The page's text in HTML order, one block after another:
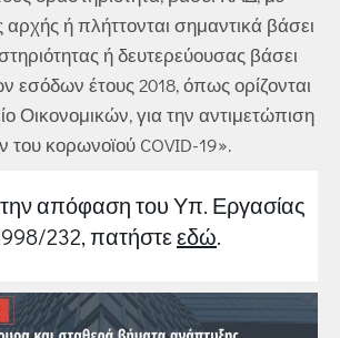
αρχής ή πλήττονται σημαντικά βάσει
ή δευτερεύουσας βάσει
εσόδων έτους 2018, όπως ορίζονται
Οικονομικών, για την αντιμετώπιση
κορωνοϊού COVID-19».
την απόφαση του Υπ. Εργασίας
232, πατήστεεδώ.